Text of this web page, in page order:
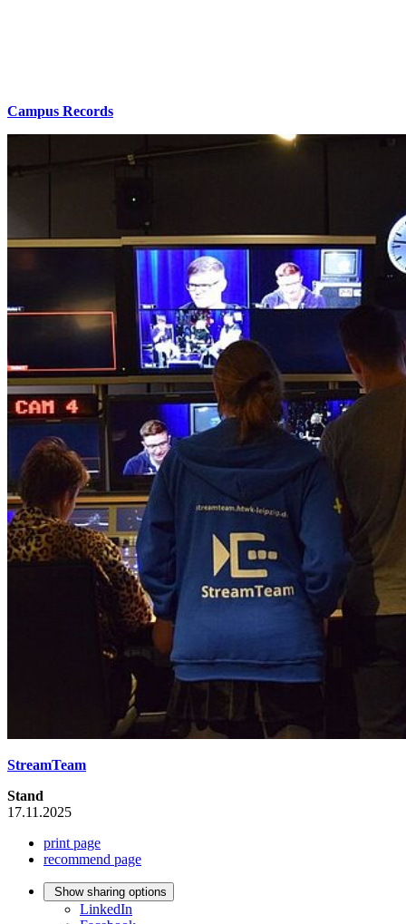
Campus Records
StreamTeam
Stand
17.11.2025
print page
recommend page
Show sharing options
LinkedIn